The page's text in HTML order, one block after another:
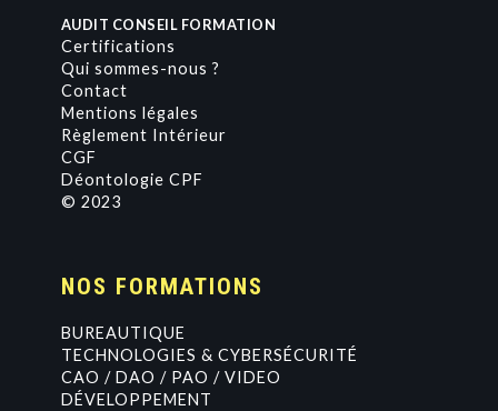
AUDIT CONSEIL FORMATION
Certifications
Qui sommes-nous ?
Contact
Mentions légales
Règlement Intérieur
CGF
Déontologie CPF
© 2023
NOS FORMATIONS
BUREAUTIQUE
TECHNOLOGIES & CYBERSÉCURITÉ
CAO / DAO / PAO / VIDEO
DÉVELOPPEMENT